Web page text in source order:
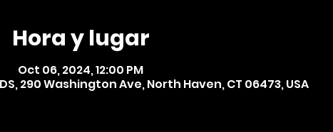
Hora y lugar
Oct 06, 2024, 12:00 PM
290 Washington Ave, North Haven, CT 06473, USA